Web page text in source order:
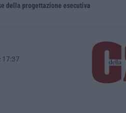
della progettazione esecutiva
17:37